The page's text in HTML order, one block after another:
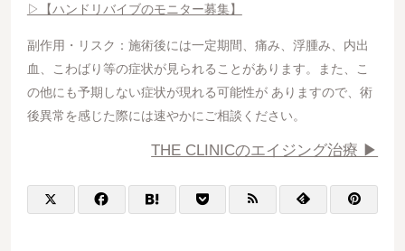
▷【ハンドリバイブのモニター募集】
副作用・リスク：施術後には一定期間、痛み、浮腫み、内出
血、こわばり等の症状が見られることがあります。また、こ
の他にも予期しない症状が現れる可能性が ありますので、術
後異常を感じた際には速やかにご相談ください。
THE CLINICのエイジング治療 ▶︎